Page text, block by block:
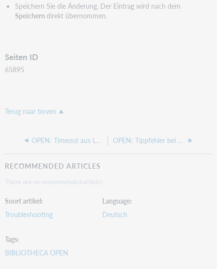
Speichern Sie die Änderung. Der Eintrag wird nach dem
Speichern direkt übernommen.
Seiten ID
65895
Terug naar boven
OPEN: Timeout aus Leserkonto bei Inaktivität OPEN: Tippfehler bei Suchbegriffen (Und-Suche oder Oder-Suche)
RECOMMENDED ARTICLES
There are no recommended articles.
Soort artikel
Troubleshooting
Language
Deutsch
Tags
BIBLIOTHECA OPEN